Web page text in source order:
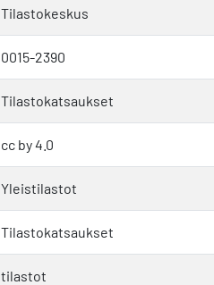
Tilastokeskus
0015-2390
Tilastokatsaukset
cc by 4.0
Yleistilastot
Tilastokatsaukset
tilastot